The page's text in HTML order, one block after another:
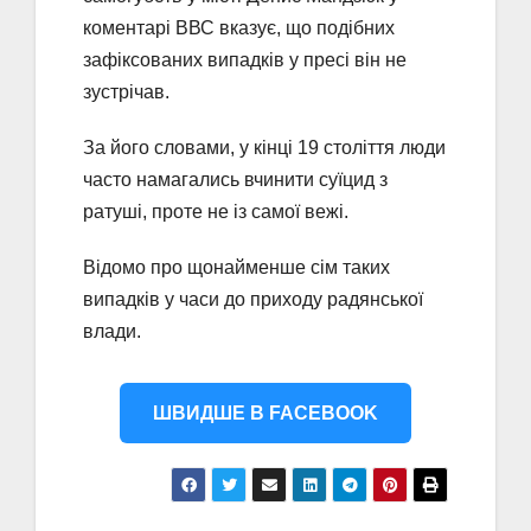
коментарі ВВС вказує, що подібних
зафіксованих випадків у пресі він не
зустрічав.
За його словами, у кінці 19 століття люди
часто намагались вчинити суїцид з
ратуші, проте не із самої вежі.
Відомо про щонайменше сім таких
випадків у часи до приходу радянської
влади.
ШВИДШЕ В FACEBOOK